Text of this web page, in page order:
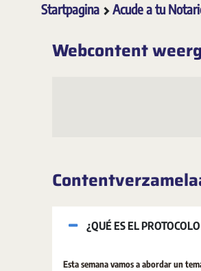
Startpagina Acude a tu
Webcontent
¿QUÉ ES EL
Esta semana vamos a abordar un